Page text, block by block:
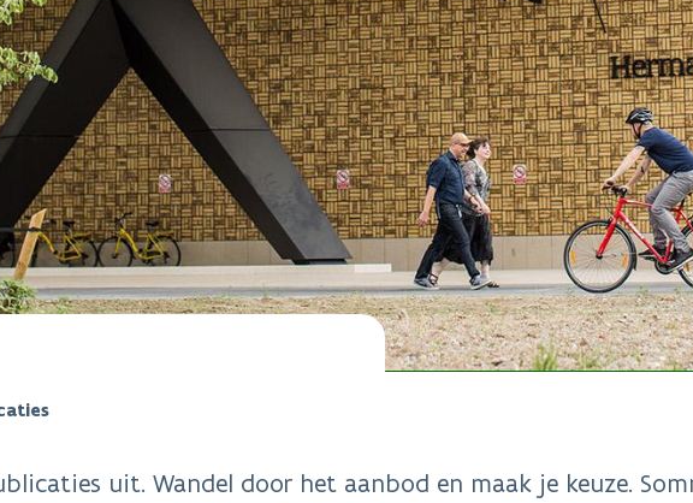
uit. Wandel door het aanbod en maak je keuze.